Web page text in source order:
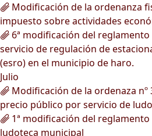
Modificación de la ordenanza
impuesto sobre actividades
6ª modificación del
servicio de regulación de
(esro) en el municipio de haro.
Julio
Modificación de la ordenaza
precio público por servicio de
1ª modificación del
ludoteca municipal